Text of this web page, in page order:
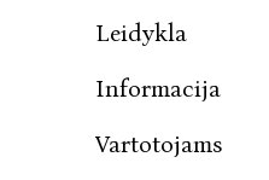
Leidykla
Informacija
Vartotojams